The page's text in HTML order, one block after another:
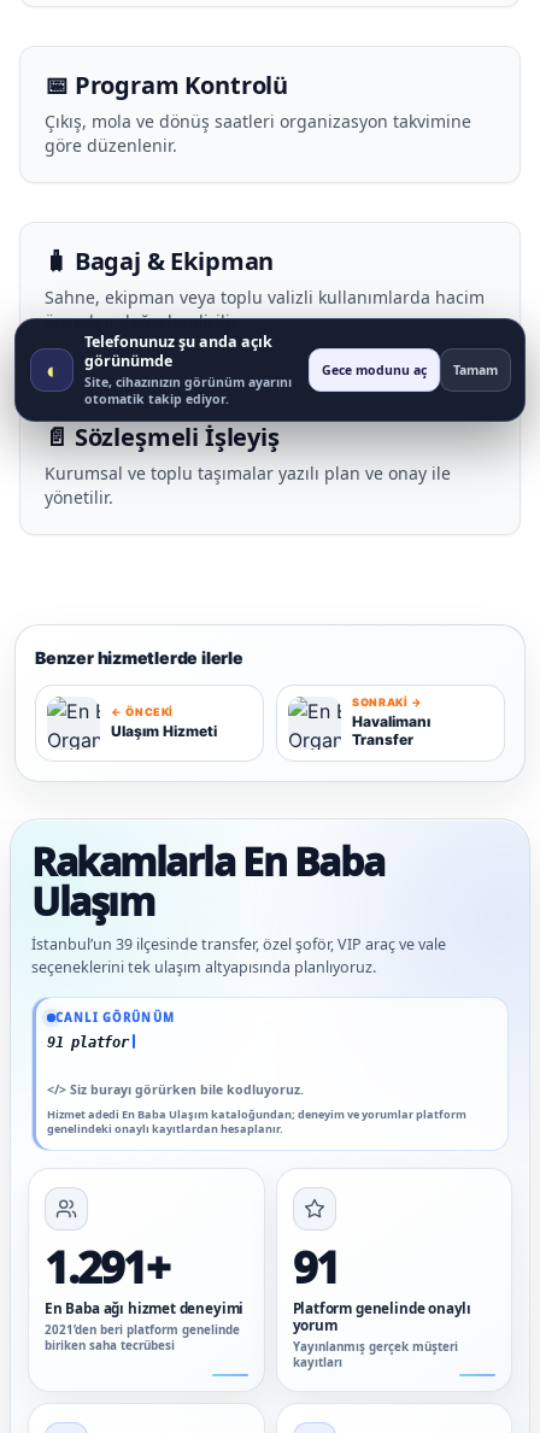
📅 Program Kontrolü
Çıkış, mola ve dönüş saatleri organizasyon takvimine
göre düzenlenir.
🧳 Bagaj & Ekipman
Sahne, ekipman veya toplu valizli kullanımlarda hacim
önceden değerlendirilir.
📄 Sözleşmeli İşleyiş
Kurumsal ve toplu taşımalar yazılı plan ve onay ile
yönetilir.
Benzer hizmetlerde ilerle
← ÖNCEKI
Ulaşım Hizmeti
SONRAKI →
Havalimanı
Transfer
Rakamlarla En Baba
Ulaşım
İstanbul’un 39 ilçesinde transfer, özel şoför, VIP araç ve vale
seçeneklerini tek ulaşım altyapısında planlıyoruz.
CANLI GÖRÜNÜM
91 platform genelinde onaylı
</> Siz burayı görürken bile kodluyoruz.
Hizmet adedi En Baba Ulaşım kataloğundan; deneyim ve yorumlar platform
genelindeki onaylı kayıtlardan hesaplanır.
Güncel veriler: 1.291+ En Baba ağı hizmet deneyimi; 91 platform genelinde
1.291+
En Baba ağı hizmet deneyimi
2021’den beri platform genelinde
biriken saha tecrübesi
91
Platform genelinde onaylı
yorum
Yayınlanmış gerçek müşteri
kayıtları
◐
Telefonunuz şu anda açık
görünümde
Site, cihazınızın görünüm ayarını
otomatik takip ediyor.
Gece modunu aç Tamam